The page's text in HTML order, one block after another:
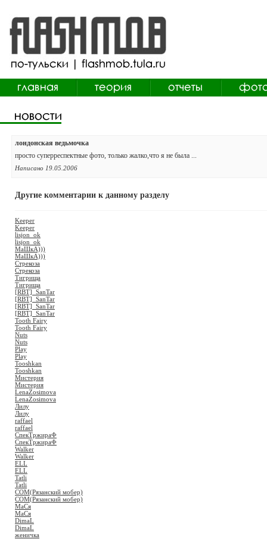
лондонская ведьмочка
просто суперреспектные фото, только жалко,что я не была ...
Написано 19.05.2006
Другие комментарии к данному разделу
Keeper
Keeper
lisjon_ok
lisjon_ok
МаШкА)))
МаШкА)))
Стрекоза
Стрекоза
Тигрища
Тигрища
[RBT]_SanTar
[RBT]_SanTar
[RBT]_SanTar
[RBT]_SanTar
Tooth Fairy
Tooth Fairy
Nuts
Nuts
Play
Play
Tooshkan
Tooshkan
Мистерия
Мистерия
LenaZosimova
LenaZosimova
Лилу
Лилу
raffael
raffael
СпекТржираФ
СпекТржираФ
Walker
Walker
ELL
ELL
Tatli
Tatli
COM(Рязанский мобер)
COM(Рязанский мобер)
MaСя
MaСя
DimaL
DimaL
женичка